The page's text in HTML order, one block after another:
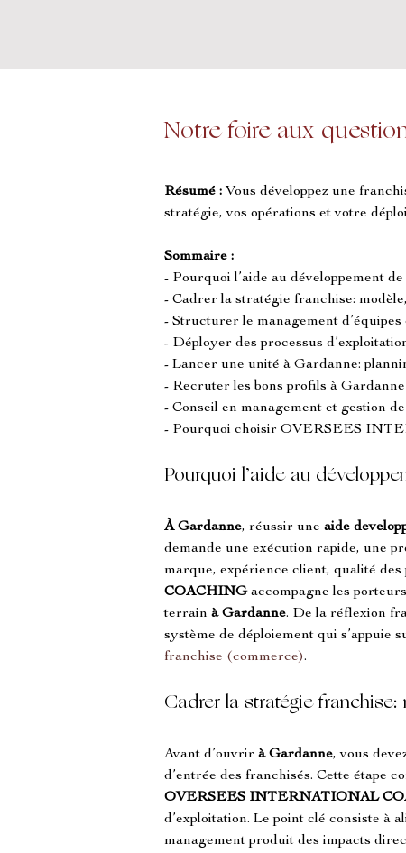
Notre foire aux
Résumé : Vous développez une
stratégie, vos opérations et votre
Sommaire :
- Pourquoi l’aide au développement
- Cadrer la stratégie franchise:
- Structurer le management
- Déployer des processus
- Lancer une unité à Gardanne:
- Recruter les bons profils à
- Conseil en management et gestion
- Pourquoi choisir OVERSEES
Pourquoi l’aide au
À Gardanne, réussir une aide
demande une exécution rapide, une
marque, expérience client, qualité
COACHING accompagne les
terrain à Gardanne. De la réflexion
système de déploiement qui s’appuie
franchise (commerce).
Cadrer la stratégie
Avant d’ouvrir à Gardanne, vous
d’entrée des franchisés. Cette étape
OVERSEES INTERNATIONAL
d’exploitation. Le point clé consiste à
management produit des impacts